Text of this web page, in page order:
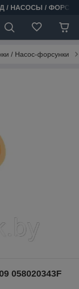
/ НАСОСЫ /
/ Насос-форсунки
058020343F